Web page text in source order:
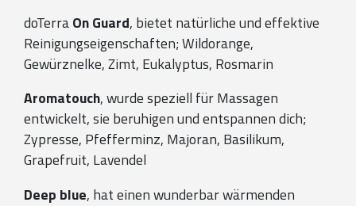
doTerraOn Guard, bietet natürliche und effektive
Reinigungseigenschaften; Wildorange,
Gewürznelke, Zimt, Eukalyptus, Rosmarin
Aromatouch, wurde speziell für Massagen
entwickelt, sie beruhigen und entspannen dich;
Zypresse, Pfefferminz, Majoran, Basilikum,
Grapefruit, Lavendel
Deep blue, hat einen wunderbar wärmenden